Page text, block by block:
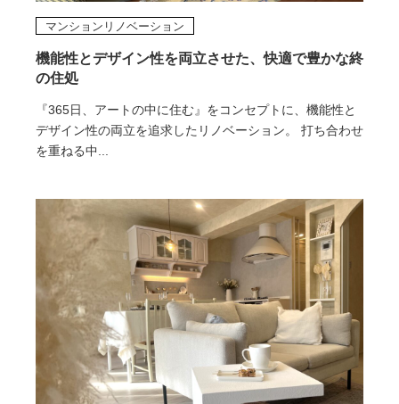
機能性とデザイン性を両立させた、快適で豊かな終
の住処
『365日、アートの中に住む』をコンセプトに、機能性と
デザイン性の両立を追求したリノベーション。 打ち合わせ
を重ねる中...
マンションリノベーション